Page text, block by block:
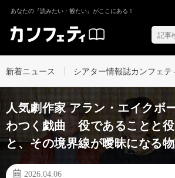
あなたの『読みたい・観たい』がここにある！
新着ニュース シアター情報誌カンフェテ
人気劇作家 アラン・エイクボ
わつく戯曲 役であることと
と、その境界線が曖昧になる
2026.04.06